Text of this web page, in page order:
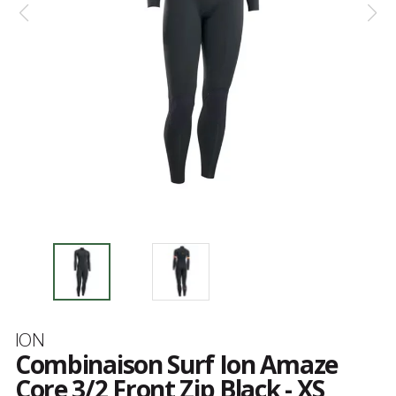
Marque
ION
Combinaison Surf Ion Amaze
Core 3/2 Front Zip Black - XS